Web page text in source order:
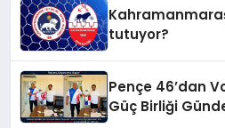
tutuyor?
Pençe 46’dan
Güç Birliği